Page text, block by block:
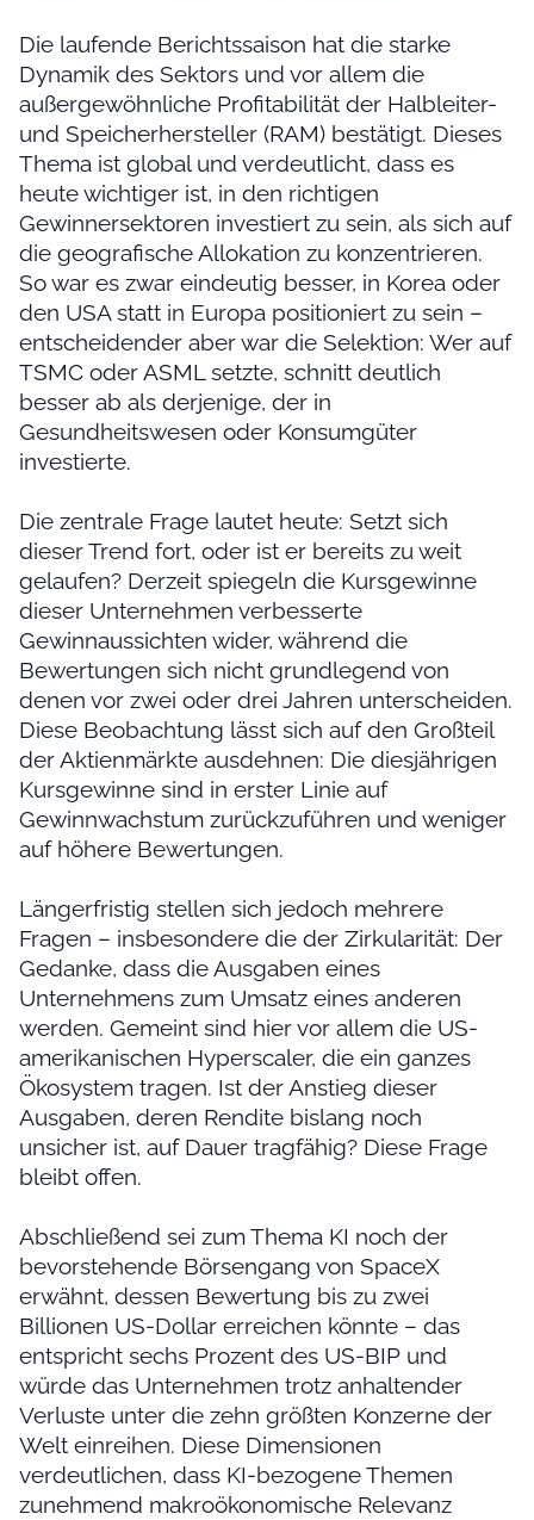
Die laufende Berichtssaison hat die starke
Dynamik des Sektors und vor allem die
außergewöhnliche Profitabilität der Halbleiter-
und Speicherhersteller (RAM) bestätigt. Dieses
Thema ist global und verdeutlicht, dass es
heute wichtiger ist, in den richtigen
Gewinnersektoren investiert zu sein, als sich auf
die geografische Allokation zu konzentrieren.
So war es zwar eindeutig besser, in Korea oder
den USA statt in Europa positioniert zu sein –
entscheidender aber war die Selektion: Wer auf
TSMC oder ASML setzte, schnitt deutlich
besser ab als derjenige, der in
Gesundheitswesen oder Konsumgüter
investierte.
Die zentrale Frage lautet heute: Setzt sich
dieser Trend fort, oder ist er bereits zu weit
gelaufen? Derzeit spiegeln die Kursgewinne
dieser Unternehmen verbesserte
Gewinnaussichten wider, während die
Bewertungen sich nicht grundlegend von
denen vor zwei oder drei Jahren unterscheiden.
Diese Beobachtung lässt sich auf den Großteil
der Aktienmärkte ausdehnen: Die diesjährigen
Kursgewinne sind in erster Linie auf
Gewinnwachstum zurückzuführen und weniger
auf höhere Bewertungen.
Längerfristig stellen sich jedoch mehrere
Fragen – insbesondere die der Zirkularität: Der
Gedanke, dass die Ausgaben eines
Unternehmens zum Umsatz eines anderen
werden. Gemeint sind hier vor allem die US-
amerikanischen Hyperscaler, die ein ganzes
Ökosystem tragen. Ist der Anstieg dieser
Ausgaben, deren Rendite bislang noch
unsicher ist, auf Dauer tragfähig? Diese Frage
bleibt offen.
Abschließend sei zum Thema KI noch der
bevorstehende Börsengang von SpaceX
erwähnt, dessen Bewertung bis zu zwei
Billionen US-Dollar erreichen könnte – das
entspricht sechs Prozent des US-BIP und
würde das Unternehmen trotz anhaltender
Verluste unter die zehn größten Konzerne der
Welt einreihen. Diese Dimensionen
verdeutlichen, dass KI-bezogene Themen
zunehmend makroökonomische Relevanz